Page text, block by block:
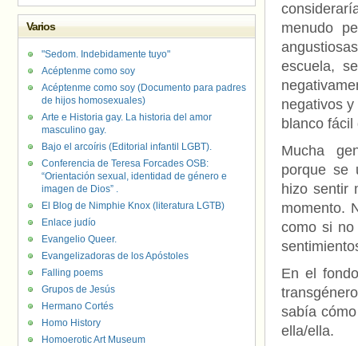
menudo
escuela,
negativos
blanco
Mucha
porque se
hizo sentir
momento.
como si
En el
sabía
ella/ella.
Varios
"Sedom. Indebidamente tuyo"
Acéptenme como soy
Acéptenme como soy (Documento para padres
de hijos homosexuales)
Arte e Historia gay. La historia del amor
masculino gay.
Bajo el arcoíris (Editorial infantil LGBT).
Conferencia de Teresa Forcades OSB:
“Orientación sexual, identidad de género e
imagen de Dios” .
El Blog de Nimphie Knox (literatura LGTB)
Enlace judío
Evangelio Queer.
Evangelizadoras de los Apóstoles
Falling poems
Grupos de Jesús
Hermano Cortés
Homo History
Homoerotic Art Museum